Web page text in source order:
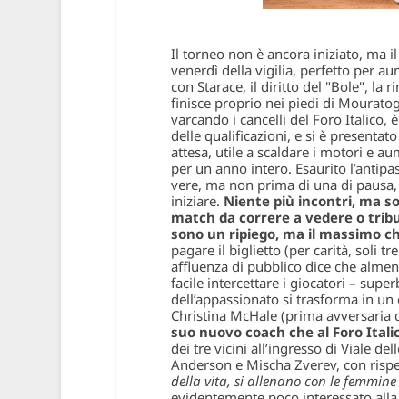
Il torneo non è ancora iniziato, ma
venerdì della vigilia, perfetto per
con Starace, il diritto del "Bole", la
finisce proprio nei piedi di
varcando i cancelli del Foro Italico,
delle qualificazioni, e si è
attesa, utile a scaldare i motori e
per un anno intero. Esaurito
vere, ma non prima di una di
iniziare. Niente più incontri, ma
match da correre a vedere o
sono un ripiego, ma il massimo
pagare il biglietto (per carità, soli
affluenza di pubblico dice che
facile intercettare i giocatori –
dell’appassionato si trasforma in
Christina McHale (prima avversaria
suo nuovo coach che al Foro
dei tre vicini all’ingresso di Viale
Anderson e Mischa Zverev, con
della vita, si allenano con le